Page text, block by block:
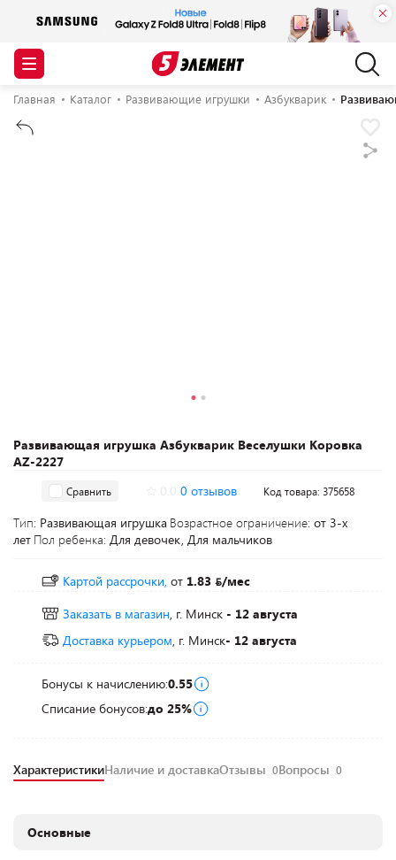
Главная Каталог Развивающие игрушки Азбукварик
Развивающая игрушка Азбукварик Веселушки Коровка
AZ-2227
Сравнить 0 отзывов Код товара: 375658
Тип: Развивающая игрушка Возрастное ограничение: от 3-х
лет Пол ребенка: Для девочек, Для мальчиков
Картой рассрочки, от 1.83
/мес
Заказать в магазин, г. Минск - 12 августа
Доставка курьером, г. Минск- 12 августа
Бонусы к начислению:0.55
Списание бонусов:до 25%
ХарактеристикиНаличие и доставкаОтзывы 0Вопросы 0
Основные